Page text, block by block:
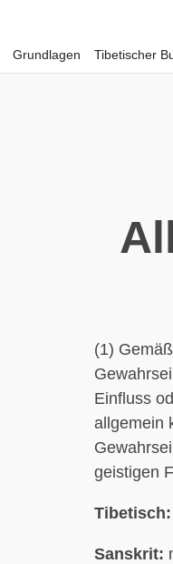
Grundlagen Tibetischer
(1)
Einfluss
allgemein
geistigen
Tibetisch:
Sanskrit: